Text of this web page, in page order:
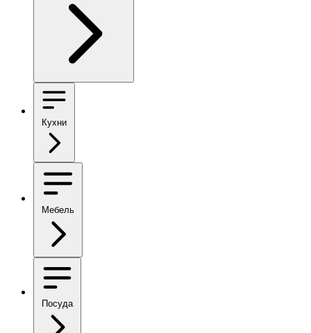
Кухни
Мебель
Посуда